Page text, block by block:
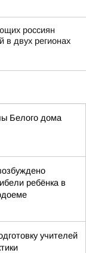
россиян
в двух регионах
Белого дома
ребёнка в
учителей